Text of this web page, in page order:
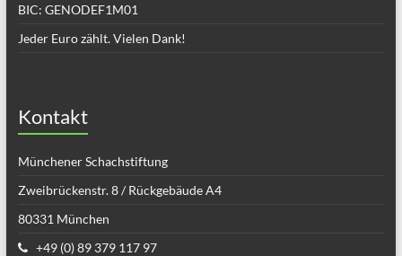
BIC: GENODEF1M01
Jeder Euro zählt. Vielen Dank!
Kontakt
Münchener Schachstiftung
Zweibrückenstr. 8 / Rückgebäude A4
80331 München
+49 (0) 89 379 117 97